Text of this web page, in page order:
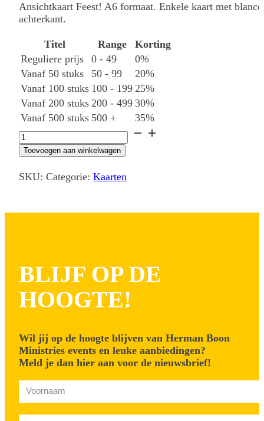
was:is:
Ansichtkaart Feest! A6 formaat. Enkele kaart met blanco
achterkant.
Titel Range
Korting
Reguliere prijs
0 - 49
0%
Vanaf 50 stuks
50 - 99
20%
Vanaf 100 stuks 100 - 199 25%
Vanaf 200 stuks 200 - 499 30%
Vanaf 500 stuks 500 +
35%
Ansichtkaart
serie
p
aantal
Toevoegen aan winkelwagen
SKU:Categorie:Kaarten
BLIJF OP DE
HOOGTE!
Wil jij op de hoogte blijven van Herman Boon
Ministries events en leuke aanbiedingen?
Meld je dan hier aan voor de nieuwsbrief!